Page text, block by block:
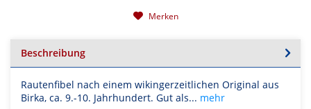
Merken
Beschreibung
Rautenfibel nach einem wikingerzeitlichen Original aus
Birka, ca. 9.-10. Jahrhundert. Gut als... mehr